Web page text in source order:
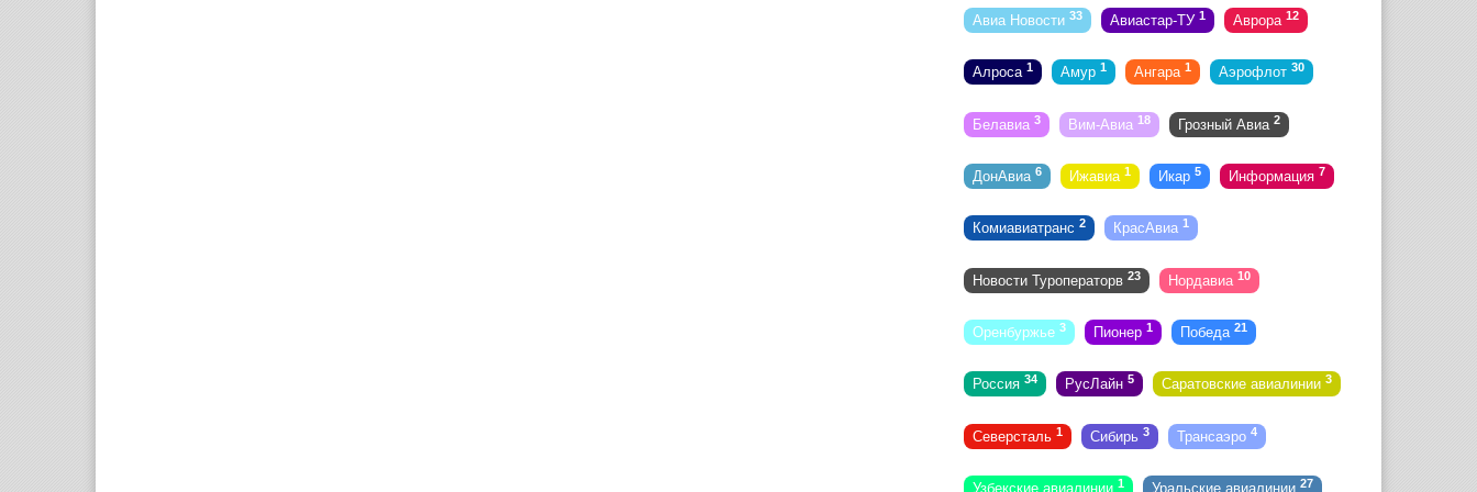
Авиа Новости 33 Авиастар-ТУ 1 Аврора 12
Алроса 1 Амур 1 Ангара 1 Аэрофлот 30
Белавиа 3 Вим-Авиа 18 Грозный Авиа 2
ДонАвиа 6 Ижавиа 1 Икар 5 Информация 7
Комиавиатранс 2 КрасАвиа 1
Новости Туроператорв 23 Нордавиа 10
Оренбуржье 3 Пионер 1 Победа 21
Россия 34 РусЛайн 5 Саратовские авиалинии 3
Северсталь 1 Сибирь 3 Трансаэро 4
Узбекские авиалинии 1 Уральские авиалинии 27